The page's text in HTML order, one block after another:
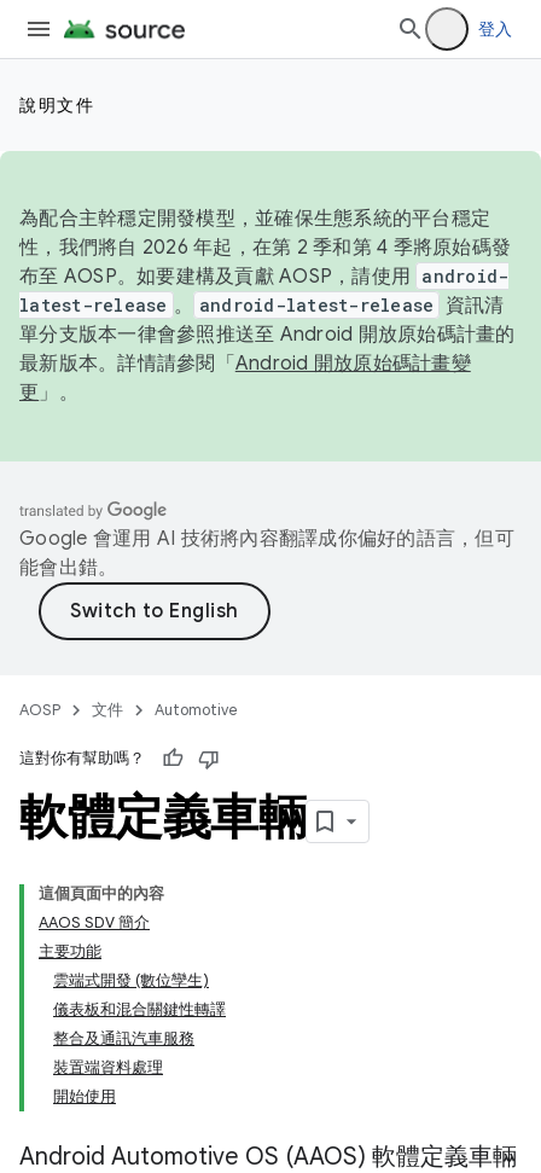
登入
說明文件
為配合主幹穩定開發模型，並確保生態系統的平台穩定
性，我們將自 2026 年起，在第 2 季和第 4 季將原始碼發
布至 AOSP。如要建構及貢獻 AOSP，請使用 android-
latest-release 。 android-latest-release
資訊清
單分支版本一律會參照推送至 Android 開放原始碼計畫的
最新版本。詳情請參閱「 Android 開放原始碼計畫變
更 」。
Google 會運用 AI 技術將內容翻譯成你偏好的語言，但可
能會出錯。
AOSP 文件 Automotive
這對你有幫助嗎？
軟體定義車輛
這個頁面中的內容
AAOS SDV 簡介
主要功能
雲端式開發 (數位孿生)
儀表板和混合關鍵性轉譯
整合及通訊汽車服務
裝置端資料處理
開始使用
Android Automotive OS (AAOS) 軟體定義車輛